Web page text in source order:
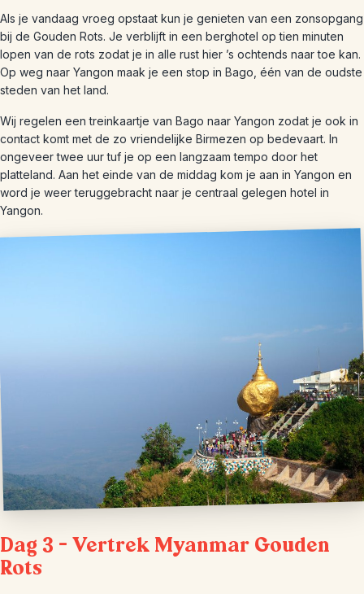
Als je vandaag vroeg opstaat kun je genieten van een zonsopgang
bij de Gouden Rots. Je verblijft in een berghotel op tien minuten
lopen van de rots zodat je in alle rust hier ’s ochtends naar toe kan.
Op weg naar Yangon maak je een stop in Bago, één van de oudste
steden van het land.
Wij regelen een treinkaartje van Bago naar Yangon zodat je ook in
contact komt met de zo vriendelijke Birmezen op bedevaart. In
ongeveer twee uur tuf je op een langzaam tempo door het
platteland. Aan het einde van de middag kom je aan in Yangon en
word je weer teruggebracht naar je centraal gelegen hotel in
Yangon.
Dag 3 – Vertrek Myanmar Gouden
Rots